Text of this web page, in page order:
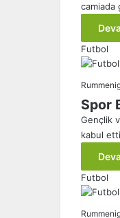
camiada
Futbol
Spor
Gençlik
kabul
Futbol